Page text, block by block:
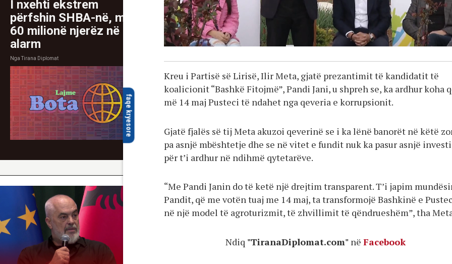
faqe kryesore
Kreu i Partisë së Lirisë, Ilir Meta, gjatë prezantimit të kandidatit të
koalicionit “Bashkë Fitojmë”, Pandi Jani, u shpreh se, ka ardhur koha
më 14 maj Pusteci të ndahet nga qeveria e korrupsionit.
Gjatë fjalës së tij Meta akuzoi qeverinë se i ka lënë banorët në këtë
pa asnjë mbështetje dhe se në vitet e fundit nuk ka pasur asnjë
për t’i ardhur në ndihmë qytetarëve.
“Me Pandi Janin do të ketë një drejtim transparent. T’i japim
Pandit, që me votën tuaj me 14 maj, ta transformojë Bashkinë e
në një model të agroturizmit, të zhvillimit të qëndrueshëm”, tha
Ndiq "TiranaDiplomat.com" në Facebook
I nxehti ekstrem
përfshin SHBA-në, mbi
60 milionë njerëz në
alarm
NgaTirana Diplomat